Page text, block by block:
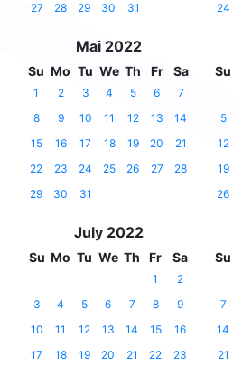
27
28 29 30 31
24
Mai 2022
Su Mo Tu We Th Fr Sa
1 2 3 4 5 6
7
8
9 10 11 12 13
14
15
16 17 18 19 20
21
22
23 24 25 26 27
28
29
30 31
Su
5
12
19
26
July 2022
Su Mo Tu We Th Fr Sa
1
2
3
4 5 6 7 8
9
10
11 12 13 14 15
16
17
18 19 20 21 22
23
Su
7
14
21